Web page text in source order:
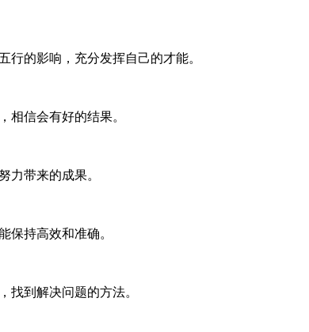
的影响，充分发挥自己的才能。
相信会有好的结果。
力带来的成果。
保持高效和准确。
找到解决问题的方法。